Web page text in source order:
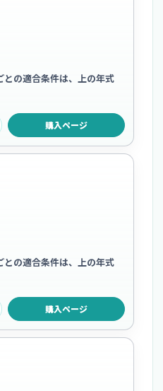
の適合条件は、上の年式
購入ページ
の適合条件は、上の年式
購入ページ